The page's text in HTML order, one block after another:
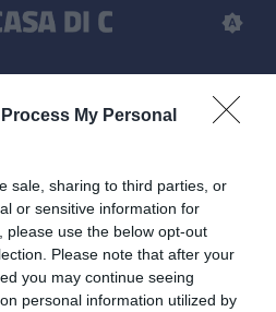
My Personal
sale, sharing to third parties, or
or sensitive information for
please use the below opt-out
Please note that after your
you may continue seeing
personal information utilized by
quattro
questo format
C